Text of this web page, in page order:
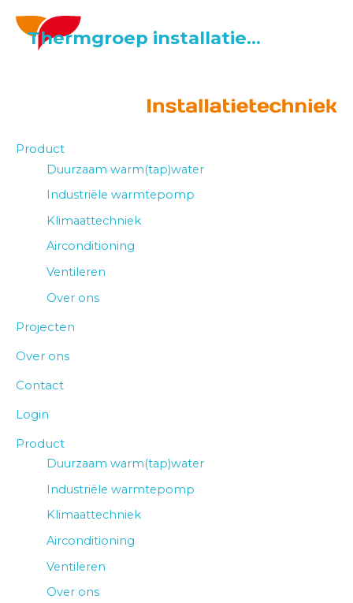
Thermgroep installatietechniek
Product
Duurzaam warm(tap)water
Industriële warmtepomp
Klimaattechniek
Airconditioning
Ventileren
Over ons
Projecten
Over ons
Contact
Login
Product
Duurzaam warm(tap)water
Industriële warmtepomp
Klimaattechniek
Airconditioning
Ventileren
Over ons